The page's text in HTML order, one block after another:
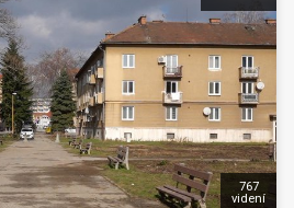
767
videní